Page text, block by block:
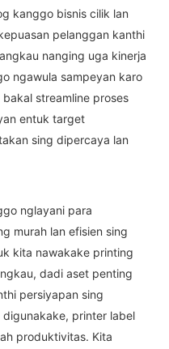
kanggo bisnis cilik lan
pelanggan kanthi
nanging uga kinerja
ngawula sampeyan karo
streamline proses
entuk target
sing dipercaya lan
nglayani para
murah lan efisien sing
kita nawakake printing
dadi aset penting
persiyapan sing
printer label
produktivitas. Kita